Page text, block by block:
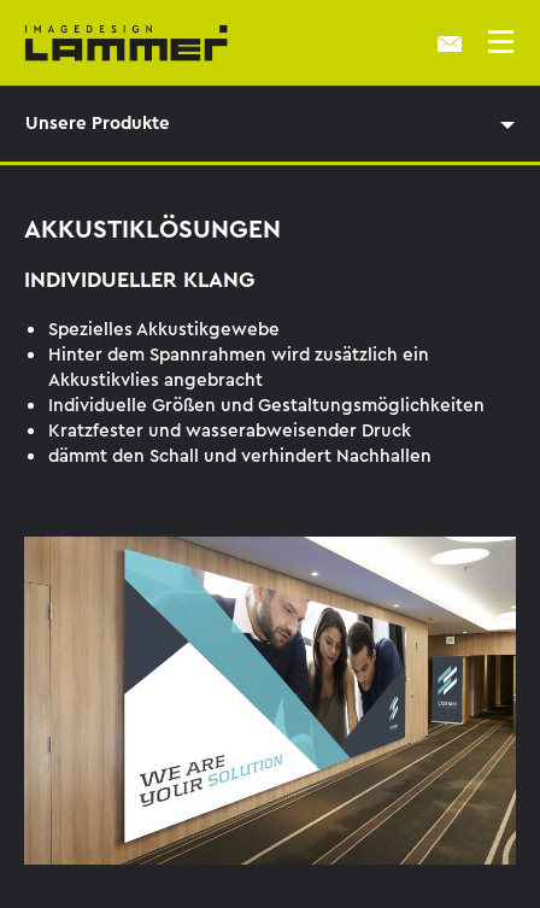
Unsere Produkte
AKKUSTIKLÖSUNGEN
INDIVIDUELLER KLANG
Spezielles Akkustikgewebe
Hinter dem Spannrahmen wird zusätzlich ein
Akkustikvlies angebracht
Individuelle Größen und Gestaltungsmöglichkeiten
Kratzfester und wasserabweisender Druck
dämmt den Schall und verhindert Nachhallen